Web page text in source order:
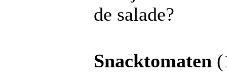
de salade?
Snacktomaten